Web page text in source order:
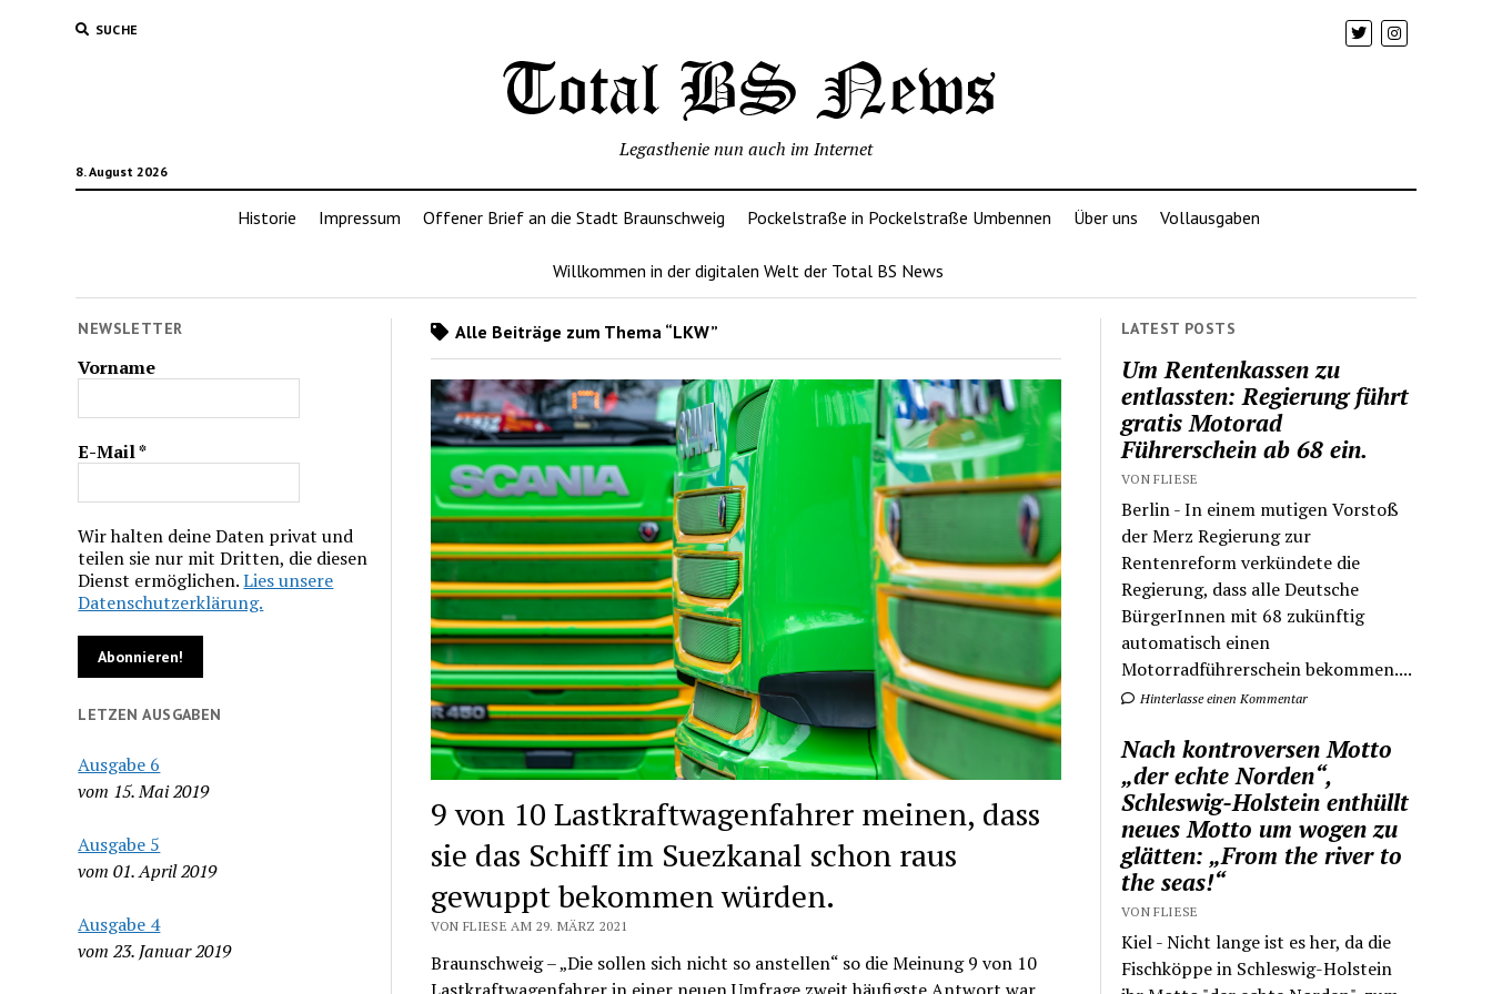
SUCHE
8. August 2026
Legasthenie nun auch im Internet
Historie Impressum Offener Brief an die Stadt Braunschweig Pockelstraße in Pockelstraße Umbennen Über uns Vollausgaben
Willkommen in der digitalen Welt der Total BS News
NEWSLETTER
Vorname
E-Mail*
Wir halten deine Daten privat und
teilen sie nur mit Dritten, die diesen
Dienst ermöglichen.Lies unsere
Datenschutzerklärung.
LETZEN AUSGABEN
Ausgabe 6
vom 15. Mai 2019
Ausgabe 5
vom 01. April 2019
Ausgabe 4
vom 23. Januar 2019
Alle Beiträge zum Thema “LKW”
9 von 10 Lastkraftwagenfahrer meinen, dass
sie das Schiff im Suezkanal schon raus
gewuppt bekommen würden.
VON FLIESE AM 29. MÄRZ 2021
Braunschweig – „Die sollen sich nicht so anstellen“ so die Meinung 9 von 10
LATEST POSTS
Um Rentenkassen zu
entlassten: Regierung führt
gratis Motorad
Führerschein ab 68 ein.
VON FLIESE
Berlin - In einem mutigen Vorstoß
der Merz Regierung zur
Rentenreform verkündete die
Regierung, dass alle Deutsche
BürgerInnen mit 68 zukünftig
automatisch einen
Motorradführerschein bekommen....
Hinterlasse einen Kommentar
Nach kontroversen Motto
„der echte Norden“,
Schleswig-Holstein enthüllt
neues Motto um wogen zu
glätten: „From the river to
the seas!“
VON FLIESE
Kiel - Nicht lange ist es her, da die
Fischköppe in Schleswig-Holstein